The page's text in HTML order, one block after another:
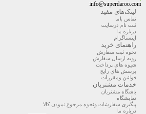
info@superdaroo.com
لینک‌های مفید
تماس باما
ثبت نام درسایت
درباره ما
اینستاگرام
راهنمای خرید
نحوه ثبت سفارش
رویه ارسال سفارش
شیوه های پرداخت
پرسش هاي رايج
قوانین ومقررات
خدمات مشتریان
باشگاه مشتریان
نمایشگاه
پیگیری سفارشات ونحوه مرجوع نمودن کالا
درباره ما